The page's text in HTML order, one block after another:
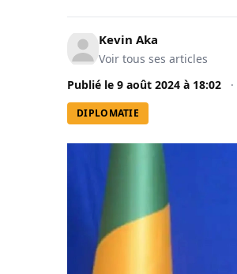
Kevin Aka
Voir tous ses articles
Publié le 9 août 2024 à 18:02 ·
DIPLOMATIE